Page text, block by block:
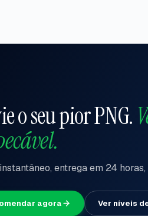
o seu pior PNG.
entrega em 24
agora Ver níveis